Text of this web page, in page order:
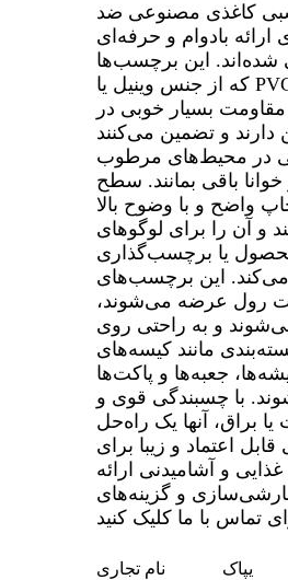
کاغذی مصنوعی ضد
ارائه بادوام و حرفه‌ای
این برچسب‌ها
که از جنس وینیل یا PVC با کیفیت بالا
بسیار خوبی در
دارند و تضمین می‌کنند
در محیط‌های مرطوب
باقی بمانند. سطح
واضح و با وضوح بالا
و آن را برای لوگوهای
یا برچسب‌گذاری
می‌کند. این برچسب‌های
رول عرضه می‌شوند،
و به راحتی روی
مانند کیسه‌های
جعبه‌ها و پاکت‌ها
با چسبندگی قوی و
براق، آنها یک راه‌حل
اعتماد و زیبا برای
و آشامیدنی ارائه
و گزینه‌های
نام تجاری یپاک